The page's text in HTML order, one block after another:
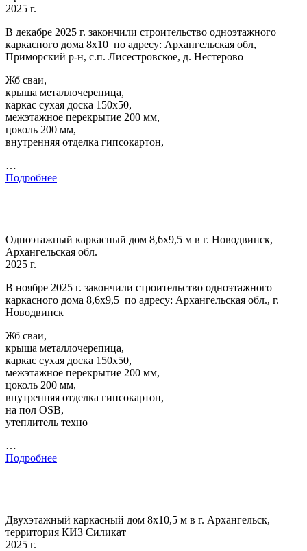
2025 г.
В декабре 2025 г. закончили строительство одноэтажного
каркасного дома 8х10 по адресу: Архангельская обл,
Приморский р-н, с.п. Лисестровское, д. Нестерово
Жб сваи,
крыша металлочерепица,
каркас сухая доска 150х50,
межэтажное перекрытие 200 мм,
цоколь 200 мм,
внутренняя отделка гипсокартон,
…
Подробнее
Одноэтажный каркасный дом 8,6х9,5 м в г. Новодвинск,
Архангельская обл.
2025 г.
В ноябре 2025 г. закончили строительство одноэтажного
каркасного дома 8,6х9,5 по адресу: Архангельская обл., г.
Новодвинск
Жб сваи,
крыша металлочерепица,
каркас сухая доска 150х50,
межэтажное перекрытие 200 мм,
цоколь 200 мм,
внутренняя отделка гипсокартон,
на пол OSB,
утеплитель техно
…
Подробнее
Двухэтажный каркасный дом 8х10,5 м в г. Архангельск,
территория КИЗ Силикат
2025 г.